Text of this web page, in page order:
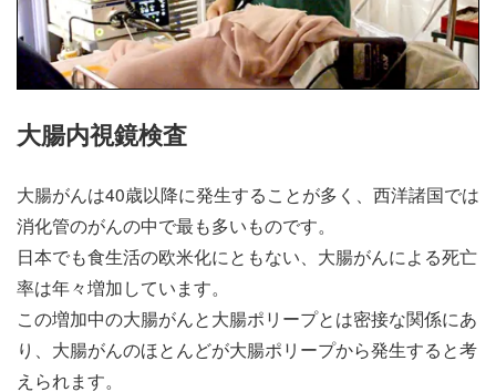
大腸内視鏡検査
大腸がんは40歳以降に発生することが多く、西洋諸国では
消化管のがんの中で最も多いものです。
日本でも食生活の欧米化にともない、大腸がんによる死亡
率は年々増加しています。
この増加中の大腸がんと大腸ポリープとは密接な関係にあ
り、大腸がんのほとんどが大腸ポリープから発生すると考
えられます。